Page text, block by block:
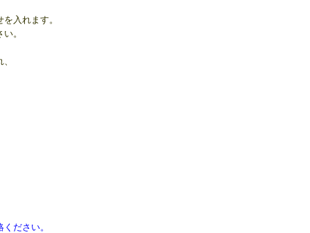
入れます。
。
ださい。